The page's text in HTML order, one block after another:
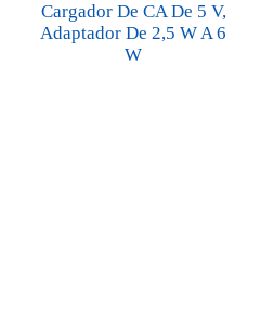
Cargador De CA De 5 V,
Adaptador De 2,5 W A 6
W